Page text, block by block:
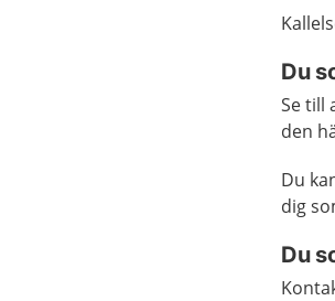
Du
Se till
den
Du
dig
Du